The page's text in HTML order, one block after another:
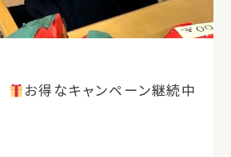
お得なキャンペーン継続中